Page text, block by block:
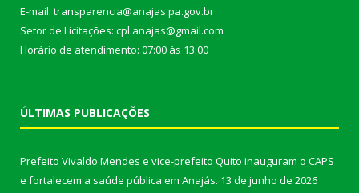
E-mail: transparencia@anajas.pa.gov.br
Setor de Licitações: cpl.anajas@gmail.com
Horário de atendimento: 07:00 às 13:00
ÚLTIMAS PUBLICAÇÕES
Prefeito Vivaldo Mendes e vice-prefeito Quito inauguram o CAPS
e fortalecem a saúde pública em Anajás. 13 de junho de 2026